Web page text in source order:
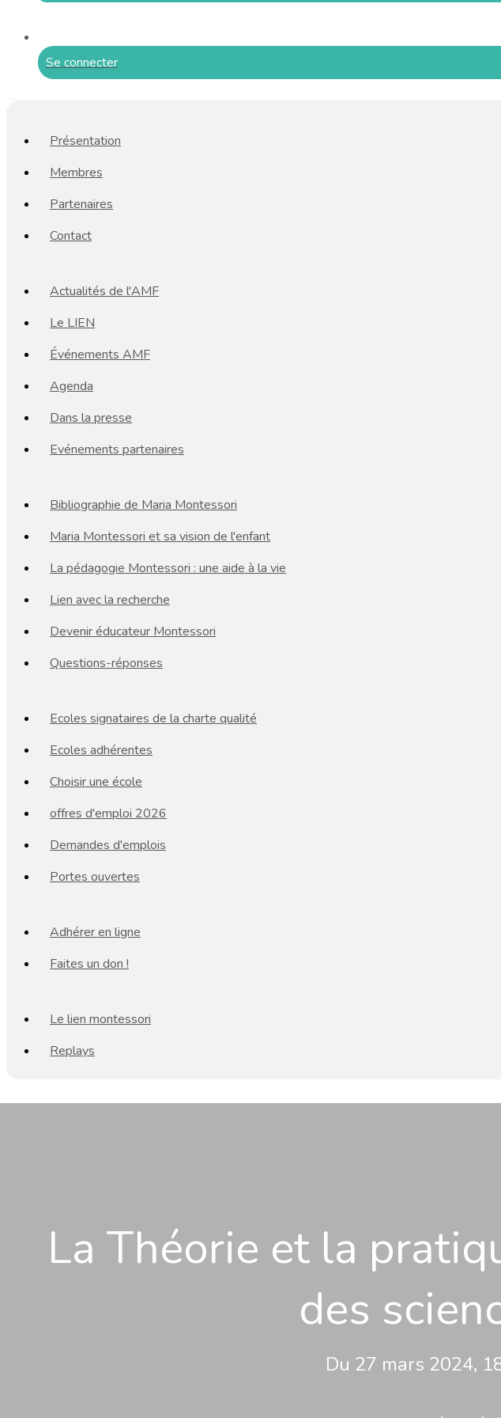
Se connecter
Présentation
Membres
Partenaires
Contact
Actualités de l'AMF
Le LIEN
Événements AMF
Agenda
Dans la presse
Evénements partenaires
Bibliographie de Maria Montessori
Maria Montessori et sa vision de l'enfant
La pédagogie Montessori : une aide à la vie
Lien avec la recherche
Devenir éducateur Montessori
Questions-réponses
Ecoles signataires de la charte qualité
Ecoles adhérentes
Choisir une école
offres d'emploi 2026
Demandes d'emplois
Portes ouvertes
Adhérer en ligne
Faites un don !
Le lien montessori
Replays
La Théorie et la
des
Du 27 mars 2024,